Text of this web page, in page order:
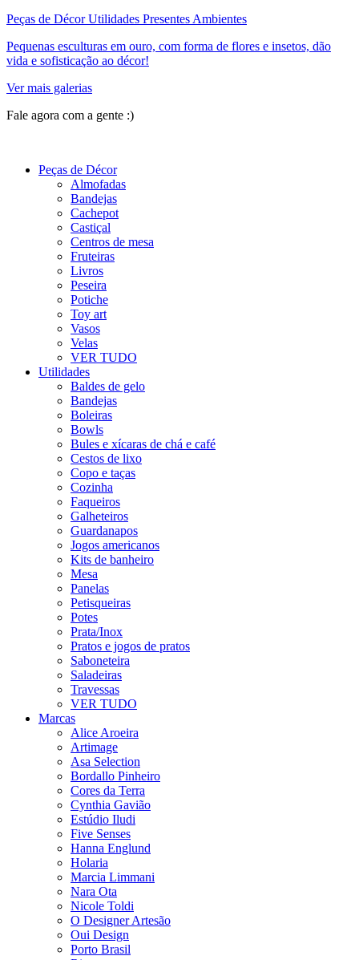
Peças de Décor Utilidades Presentes Ambientes
Pequenas esculturas em ouro, com forma de flores e insetos, dão
vida e sofisticação ao décor!
Ver mais galerias
Fale agora com a gente :)
Peças de Décor
Almofadas
Bandejas
Cachepot
Castiçal
Centros de mesa
Fruteiras
Livros
Peseira
Potiche
Toy art
Vasos
Velas
VER TUDO
Utilidades
Baldes de gelo
Bandejas
Boleiras
Bowls
Bules e xícaras de chá e café
Cestos de lixo
Copo e taças
Cozinha
Faqueiros
Galheteiros
Guardanapos
Jogos americanos
Kits de banheiro
Mesa
Panelas
Petisqueiras
Potes
Prata/Inox
Pratos e jogos de pratos
Saboneteira
Saladeiras
Travessas
VER TUDO
Marcas
Alice Aroeira
Artimage
Asa Selection
Bordallo Pinheiro
Cores da Terra
Cynthia Gavião
Estúdio Iludi
Five Senses
Hanna Englund
Holaria
Marcia Limmani
Nara Ota
Nicole Toldi
O Designer Artesão
Oui Design
Porto Brasil